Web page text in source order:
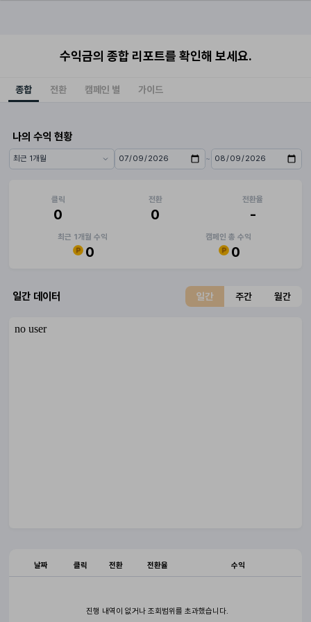
수익금의 종합 리포트를 확인해 보세요.
종합 전환 캠페인 별 가이드
나의 수익 현황
기간 프리셋 시작일 ~
종료일
클릭
0
전환
0
전환율
-
최근 1개월 수익
0
캠페인 총 수익
0
일간 데이터 일간 주간 월간
날짜 클릭 전환 전환율 수익
진행 내역이 없거나 조회범위를 초과했습니다.